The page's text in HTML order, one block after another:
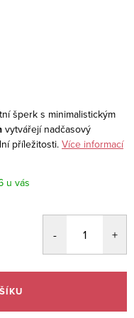
šperk s minimalistickým
vytvářejí nadčasový
příležitosti. Více informací